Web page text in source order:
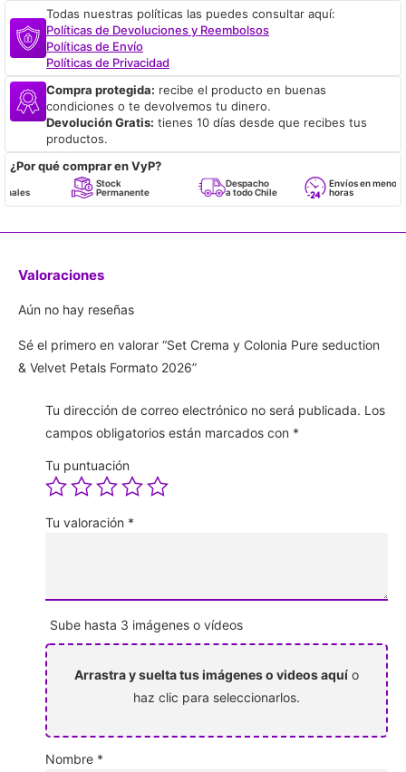
Todas nuestras políticas las puedes consultar aquí:
Políticas de Devoluciones y Reembolsos
Políticas de Envío
Políticas de Privacidad
Compra protegida: recibe el producto en buenas
condiciones o te devolvemos tu dinero.
Devolución Gratis: tienes 10 días desde que recibes tus
productos.
¿Por qué comprar en VyP?
Stock
Permanente
Despacho
a todo Chile
Envíos en menos de 24
horas
Valoraciones
Aún no hay reseñas
Sé el primero en valorar “Set Crema y Colonia Pure seduction
& Velvet Petals Formato 2026”
Tu dirección de correo electrónico no será publicada. Los
campos obligatorios están marcados con *
Tu puntuación
Tu valoración *
Sube hasta 3 imágenes o vídeos
Arrastra y suelta tus imágenes o videos aquí o
haz clic para seleccionarlos.
Nombre *